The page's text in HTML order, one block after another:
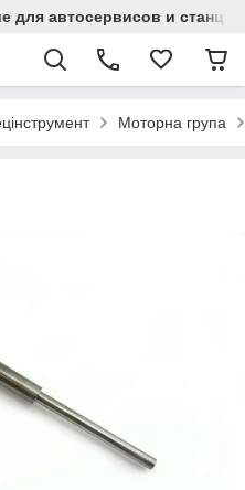
для автосервисов и
Моторна група